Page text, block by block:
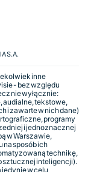
S.A.
inne
- bez względu
nie wyłącznie:
audialne, tekstowe,
i zawarte w nich dane)
programy
i jednoznacznej
w Warszawie,
na sposób ich
technikę,
sztucznej inteligencji).
w celu